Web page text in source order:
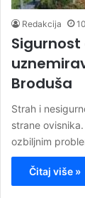
Redakcija
Broduša
Strah i
strane
ozbiljnim
Čitaj više »